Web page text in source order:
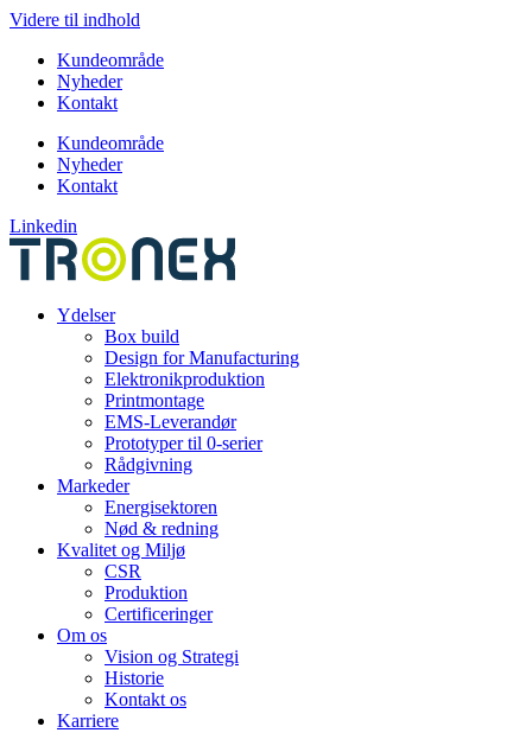
Videre til indhold
Kundeområde
Nyheder
Kontakt
Kundeområde
Nyheder
Kontakt
Linkedin
Ydelser
Box build
Design for Manufacturing
Elektronikproduktion
Printmontage
EMS-Leverandør
Prototyper til 0-serier
Rådgivning
Markeder
Energisektoren
Nød & redning
Kvalitet og Miljø
CSR
Produktion
Certificeringer
Om os
Vision og Strategi
Historie
Kontakt os
Karriere